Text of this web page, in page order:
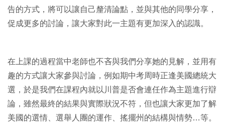
告的方式，將可以讓自己釐清論點，並與其他的同學分享，
促成更多的討論，讓大家對此一主題有更加深入的認識。
在上課的過程當中老師也不吝與我們分享她的見解，並用有
趣的方式讓大家參與討論，例如期中考周時正逢美國總統大
選，於是我們在課程內就以川普是否會連任作為主題進行辯
論，雖然最終的結果與實際狀況不符，但也讓大家更加了解
美國的選情、選舉人團的運作、搖擺州的結構與情勢…等。